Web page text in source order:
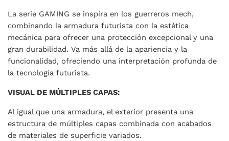
La serie GAMING se inspira en los guerreros mech,
combinando la armadura futurista con la estética
mecánica para ofrecer una protección excepcional y una
gran durabilidad. Va más allá de la apariencia y la
funcionalidad, ofreciendo una interpretación profunda de
la tecnología futurista.
VISUAL DE MÚLTIPLES CAPAS:
Al igual que una armadura, el exterior presenta una
estructura de múltiples capas combinada con acabados
de materiales de superficie variados.